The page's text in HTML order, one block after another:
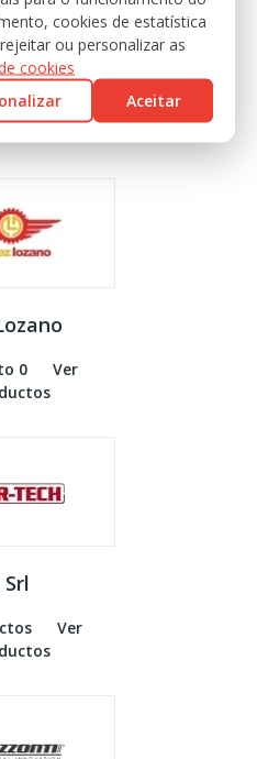
Ver
0
Ver
Ver
cookies de estatística
ou personalizar as
cookies
Aceitar